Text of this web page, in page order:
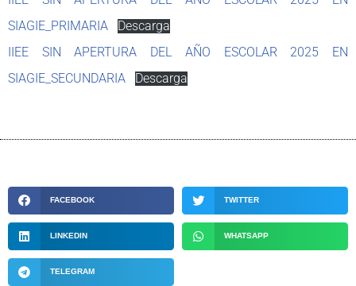
SIAGIE_PRIMARIA
Descarga
IIEE SIN APERTURA DEL AÑO ESCOLAR 2025 EN
SIAGIE_SECUNDARIA
Descarga
FACEBOOK TWITTER
LINKEDIN WHATSAPP
TELEGRAM